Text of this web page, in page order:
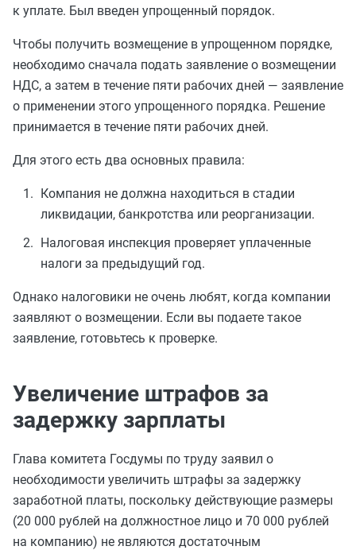
к уплате. Был введен упрощенный порядок.
Чтобы получить возмещение в упрощенном порядке,
необходимо сначала подать заявление о возмещении
НДС, а затем в течение пяти рабочих дней — заявление
о применении этого упрощенного порядка. Решение
принимается в течение пяти рабочих дней.
Для этого есть два основных правила:
Компания не должна находиться в стадии
ликвидации, банкротства или реорганизации.
Налоговая инспекция проверяет уплаченные
налоги за предыдущий год.
Однако налоговики не очень любят, когда компании
заявляют о возмещении. Если вы подаете такое
заявление, готовьтесь к проверке.
Увеличение штрафов за
задержку зарплаты
Глава комитета Госдумы по труду заявил о
необходимости увеличить штрафы за задержку
заработной платы, поскольку действующие размеры
(20 000 рублей на должностное лицо и 70 000 рублей
на компанию) не являются достаточным